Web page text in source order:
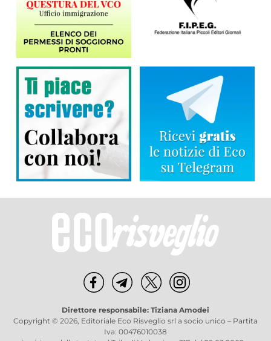
Direttore responsabile: Tiziana Amodei
Copyright © 2026, Editoriale Eco Risveglio srl a socio unico – Partita
Iva: 00476010038